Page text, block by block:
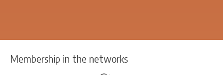
Membership in the networks